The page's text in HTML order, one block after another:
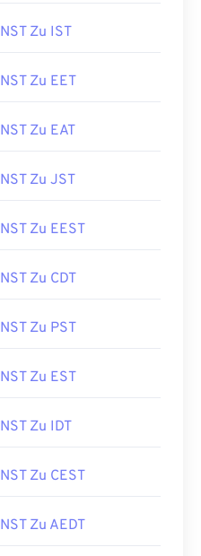
NST Zu IST
NST Zu EET
NST Zu EAT
NST Zu JST
NST Zu EEST
NST Zu CDT
NST Zu PST
NST Zu EST
NST Zu IDT
NST Zu CEST
NST Zu AEDT